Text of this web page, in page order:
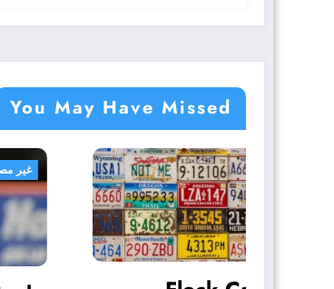
You May Have Missed
غير مصنف